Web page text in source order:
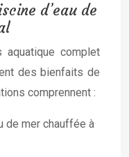
d’eau de
aquatique complet
des bienfaits de
comprennent :
de mer chauffée à